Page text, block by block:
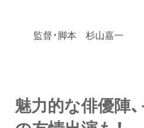
監督・脚本 杉山嘉一
魅力的な俳優陣